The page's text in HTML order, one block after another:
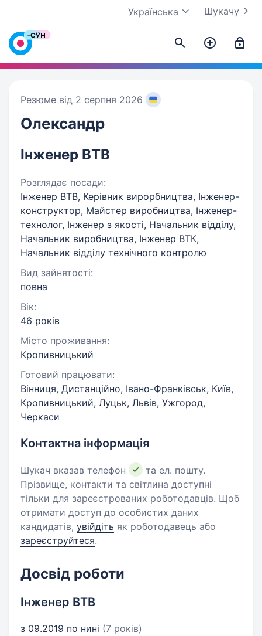
Шукачу
Українська
Резюме від 2 серпня 2026
Олександр
Інженер ВТВ
Розглядає посади:
Інженер ВТВ, Керівник вирорбництва, Інженер-
конструктор, Майстер виробництва, Інженер-
технолог, Інженер з якості, Начальник відділу,
Начальник виробництва, Інженер ВТК,
Начальник відділу технічного контролю
Вид зайнятості:
повна
Вік:
46 років
Місто проживання:
Кропивницький
Готовий працювати:
Вінниця, Дистанційно, Івано-Франківськ, Київ,
Кропивницький, Луцьк, Львів, Ужгород,
Черкаси
Контактна інформація
Шукач вказав телефон
та ел. пошту.
Прізвище, контакти та світлина доступні
тільки для зареєстрованих роботодавців. Щоб
отримати доступ до особистих даних
кандидатів, увійдіть як роботодавець або
зареєструйтеся.
Досвід роботи
Інженер ВТВ
з 09.2019 по нині (7 років)